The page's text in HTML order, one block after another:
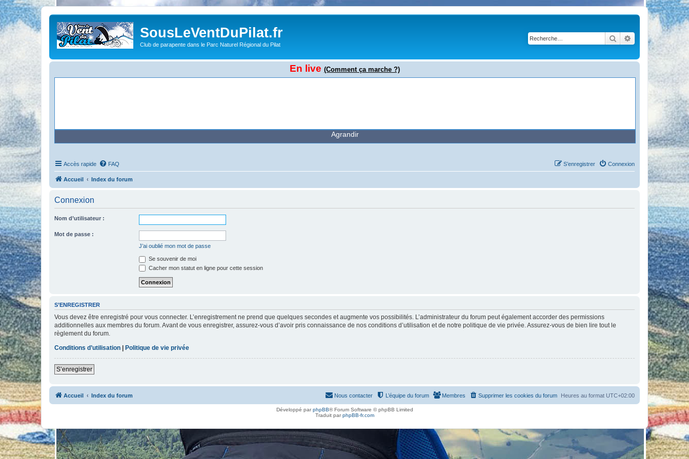
SousLeVentDuPilat.fr
Club de parapente dans le Parc Naturel Régional du Pilat
RechercherRecherche
En live (Comment ça marche ?)
Agrandir
Accès rapide FAQ Connexion
S’enregistrer
Accueil Index du forum
Connexion
Nom d’utilisateur :
Mot de passe :
J’ai oublié mon mot de passe
Se souvenir de moi
Cacher mon statut en ligne pour cette session
S’ENREGISTRER
Vous devez être enregistré pour vous connecter. L’enregistrement ne prend que quelques secondes et augmente vos possibilités. L’administrateur du forum peut également accorder des permissions
additionnelles aux membres du forum. Avant de vous enregistrer, assurez-vous d’avoir pris connaissance de nos conditions d’utilisation et de notre politique de vie privée. Assurez-vous de bien lire tout le
règlement du forum.
Conditions d’utilisation | Politique de vie privée
S’enregistrer
Accueil Index du forum Heures au format UTC+02:00
Supprimer les cookies du forum
Membres
L’équipe du forum
Nous contacter
Développé parphpBB® Forum Software © phpBB Limited
Traduit parphpBB-fr.com